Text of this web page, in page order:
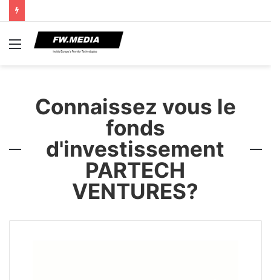
Menu
Connaissez vous le
fonds
d'investissement
PARTECH
VENTURES?